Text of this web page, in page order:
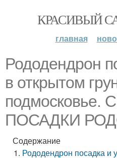
КРАСИВЫЙ
главная
Рододендрон
в открытом
подмосковье.
ПОСАДКИ
Содержание
Рододендрон посадка и